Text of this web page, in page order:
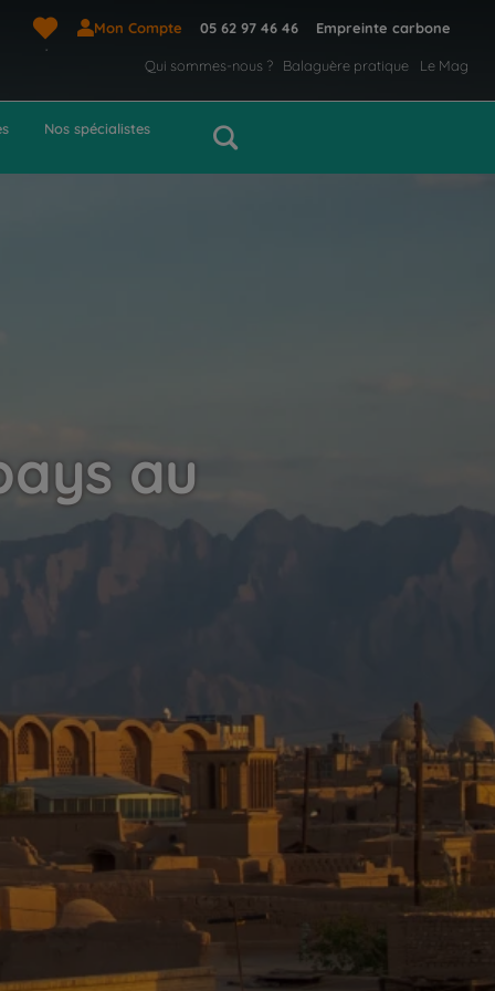
Mon Compte 05 62 97 46 46 Empreinte carbone
Qui sommes-nous ? Balaguère pratique Le Mag
Nos spécialistes
au